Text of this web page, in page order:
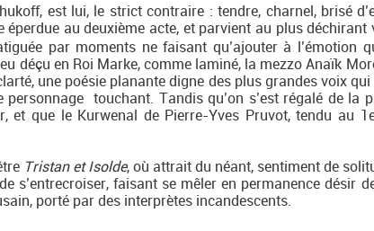
est lui, le strict contraire : tendre, charnel, brisé
éperdue au deuxième acte, et parvient au plus déchirant
par moments ne faisant qu’ajouter à l’émotion
déçu en Roi Marke, comme laminé, la mezzo Anaïk
une poésie planante digne des plus grandes voix
touchant. Tandis qu’on s’est régalé de la
et que le Kurwenal de Pierre-Yves Pruvot, tendu au
Tristan et Isolde, où attrait du néant, sentiment de
s’entrecroiser, faisant se mêler en permanence désir
porté par des interprètes incandescents.